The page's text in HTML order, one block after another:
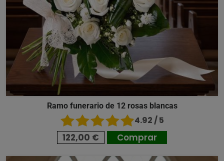
Ramo funerario de 12 rosas blancas
4.92 / 5
122,00 € Comprar